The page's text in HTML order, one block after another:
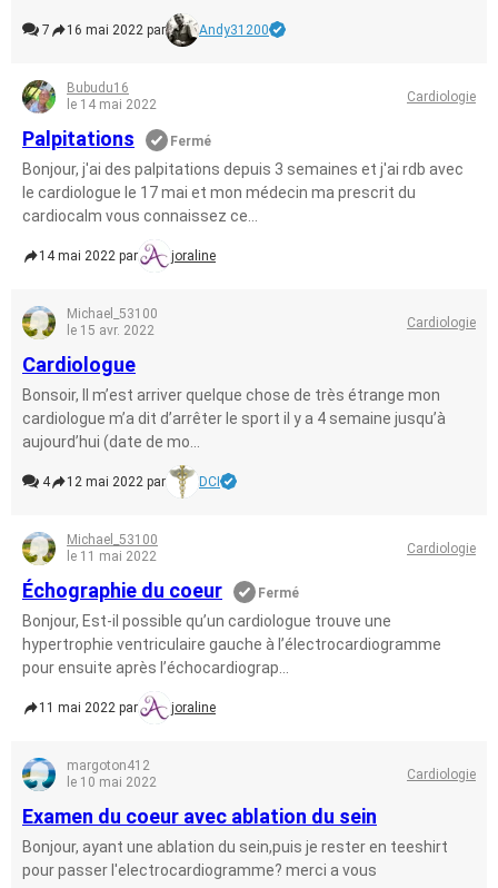
7 16 mai 2022 par Andy31200
Bubudu16
le 14 mai 2022
Cardiologie
Palpitations Fermé
Bonjour, j'ai des palpitations depuis 3 semaines et j'ai rdb avec
le cardiologue le 17 mai et mon médecin ma prescrit du
cardiocalm vous connaissez ce...
14 mai 2022 par joraline
Michael_53100
le 15 avr. 2022
Cardiologie
Cardiologue
Bonsoir, Il m’est arriver quelque chose de très étrange mon
cardiologue m’a dit d’arrêter le sport il y a 4 semaine jusqu’à
aujourd’hui (date de mo...
4 12 mai 2022 par DCI
Michael_53100
le 11 mai 2022
Cardiologie
Échographie du coeur Fermé
Bonjour, Est-il possible qu’un cardiologue trouve une
hypertrophie ventriculaire gauche à l’électrocardiogramme
pour ensuite après l’échocardiograp...
11 mai 2022 par joraline
margoton412
le 10 mai 2022
Cardiologie
Examen du coeur avec ablation du sein
Bonjour, ayant une ablation du sein,puis je rester en teeshirt
pour passer l'electrocardiogramme? merci a vous